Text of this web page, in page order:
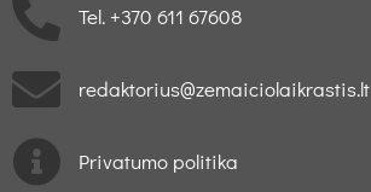
Tel. +370 611 67608
redaktorius@zemaiciolaikrastis.lt
Privatumo politika